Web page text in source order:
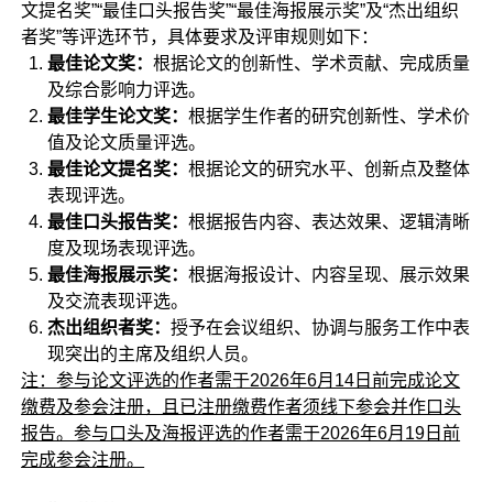
文提名奖”“最佳口头报告奖”“最佳海报展示奖”及“杰出组织
者奖”等评选环节，具体要求及评审规则如下：
最佳论文奖： 根据论文的创新性、学术贡献、完成质量
及综合影响力评选。
最佳学生论文奖： 根据学生作者的研究创新性、学术价
值及论文质量评选。
最佳论文提名奖： 根据论文的研究水平、创新点及整体
表现评选。
最佳口头报告奖： 根据报告内容、表达效果、逻辑清晰
度及现场表现评选。
最佳海报展示奖： 根据海报设计、内容呈现、展示效果
及交流表现评选。
杰出组织者奖： 授予在会议组织、协调与服务工作中表
现突出的主席及组织人员。
注：参与论文评选的作者需于2026年6月14日前完成论文
缴费及参会注册，且已注册缴费作者须线下参会并作口头
报告。参与口头及海报评选的作者需于2026年6月19日前
完成参会注册。